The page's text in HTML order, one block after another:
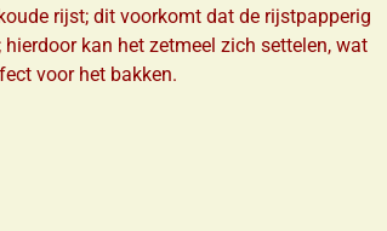
rijst; dit voorkomt dat de rijstpapperig
kan het zetmeel zich settelen, wat
voor het bakken.